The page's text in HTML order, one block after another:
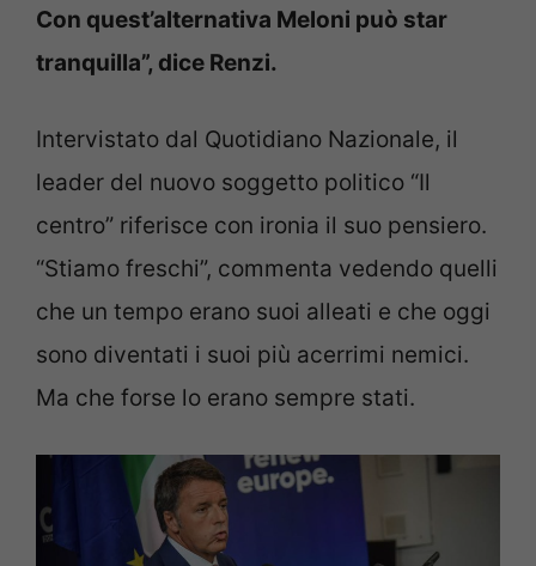
Con quest’alternativa Meloni può star
tranquilla”, dice Renzi.
Intervistato dal Quotidiano Nazionale, il
leader del nuovo soggetto politico “Il
centro” riferisce con ironia il suo pensiero.
“Stiamo freschi”, commenta vedendo quelli
che un tempo erano suoi alleati e che oggi
sono diventati i suoi più acerrimi nemici.
Ma che forse lo erano sempre stati.